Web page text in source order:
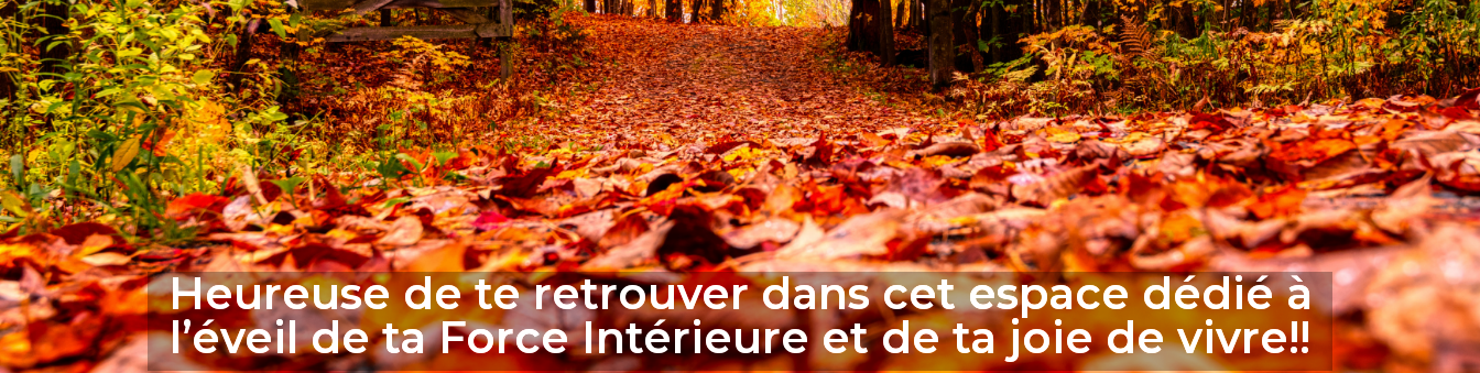
Heureuse de te retrouver dans cet espace dédié à
l’éveil de ta Force Intérieure et de ta joie de vivre!!